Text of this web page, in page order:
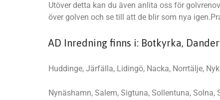
Utöver detta kan du även anlita oss för
över golven och se till att de blir som nya
AD Inredning finns i: Botkyrka,
Huddinge, Järfälla, Lidingö, Nacka, Norrtälje,
Nynäshamn, Salem, Sigtuna, Sollentuna, Solna,